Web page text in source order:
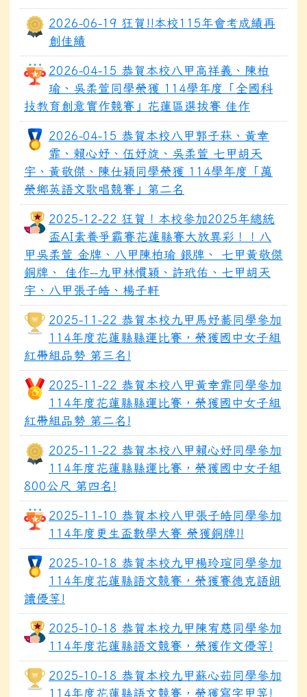
2026-06-19 狂賀!!本校115年會考成績再
創佳績
2026-04-15 恭賀本校八甲高祥義、陳柏
瑜、吳柔萱同學榮獲 114學年度「全國科
技教育創意實作競賽」花蓮區選拔賽 佳作
2026-04-15 恭賀本校八甲郭子菻、黃幸
霏、賴心妤、伍妤旋、吳柔萱 七甲胡天
宇、黃敬傑、陳仕穎同學榮獲 114學年度「萬
榮鄉英語文歌唱競賽」第二名
2025-12-22 狂賀！本校參加2025年總統
盃AI素養爭霸賽花蓮縣賽大放異彩！！八
甲吳柔萱 金牌、八甲陳柏瑜 銀牌、 七甲黃敬傑
銅牌、 佳作--九甲林慣穎、許玳佑、七甲胡天
宇、八甲張子皓、楊子軒
2025-11-22 恭賀本校九甲馬妤蕎同學參加
114年度花蓮縣縣運比賽，榮獲國中女子組
紅帶組品勢 第三名!
2025-11-22 恭賀本校八甲黃幸霏同學參加
114年度花蓮縣縣運比賽，榮獲國中女子組
紅帶組品勢 第二名!
2025-11-22 恭賀本校八甲賴心妤同學參加
114年度花蓮縣縣運比賽，榮獲國中女子組
800公尺 第四名!
2025-11-10 恭賀本校八甲張子皓同學參加
114年度更生盃數學大賽 榮獲銅牌!!
2025-10-18 恭賀本校九甲楊玲瑄同學參加
114年度花蓮縣語文競賽，榮獲賽德克語朗
讀優等!
2025-10-18 恭賀本校九甲陳宥慈同學參加
114年度花蓮縣語文競賽，榮獲作文優等!
2025-10-18 恭賀本校九甲蘇心茹同學參加
114年度花蓮縣語文競賽，榮獲寫字甲等!